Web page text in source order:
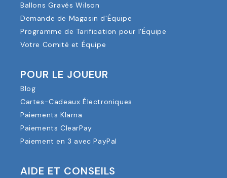
Ballons Gravés Wilson
Demande de Magasin d'Équipe
Programme de Tarification pour l'Équipe
Votre Comité et Équipe
POUR LE JOUEUR
Blog
Cartes-Cadeaux Électroniques
Paiements Klarna
Paiements ClearPay
Paiement en 3 avec PayPal
AIDE ET CONSEILS